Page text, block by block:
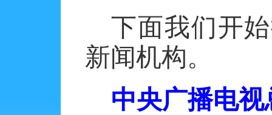
下面我们开
新闻机构。
中央广播电